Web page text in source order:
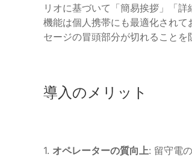
リオに基づいて「簡易挨拶」「
機能は個人携帯にも最適化され
セージの冒頭部分が切れることを
導入のメリット
1. オペレーターの質向上: 留守電